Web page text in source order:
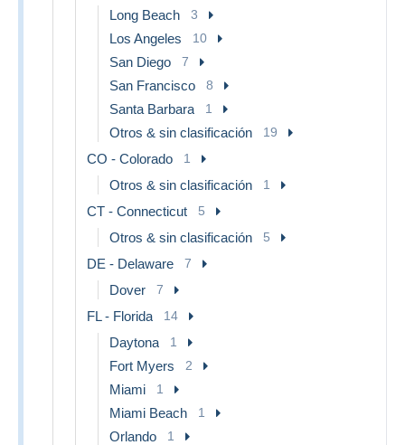
Long Beach 3
Los Angeles 10
San Diego 7
San Francisco 8
Santa Barbara 1
Otros & sin clasificación 19
CO - Colorado 1
Otros & sin clasificación 1
CT - Connecticut 5
Otros & sin clasificación 5
DE - Delaware 7
Dover 7
FL - Florida 14
Daytona 1
Fort Myers 2
Miami 1
Miami Beach 1
Orlando 1